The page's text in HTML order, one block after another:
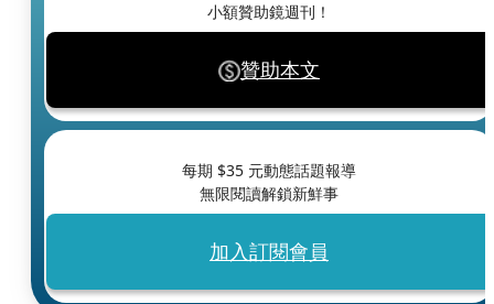
小額贊助鏡週刊！
贊助本文
每期 $35 元動態話題報導
無限閱讀解鎖新鮮事
加入訂閱會員